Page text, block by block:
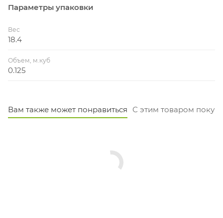
Параметры упаковки
Вес
18.4
Объем, м.куб
0.125
Вам также может понравиться С этим товаром